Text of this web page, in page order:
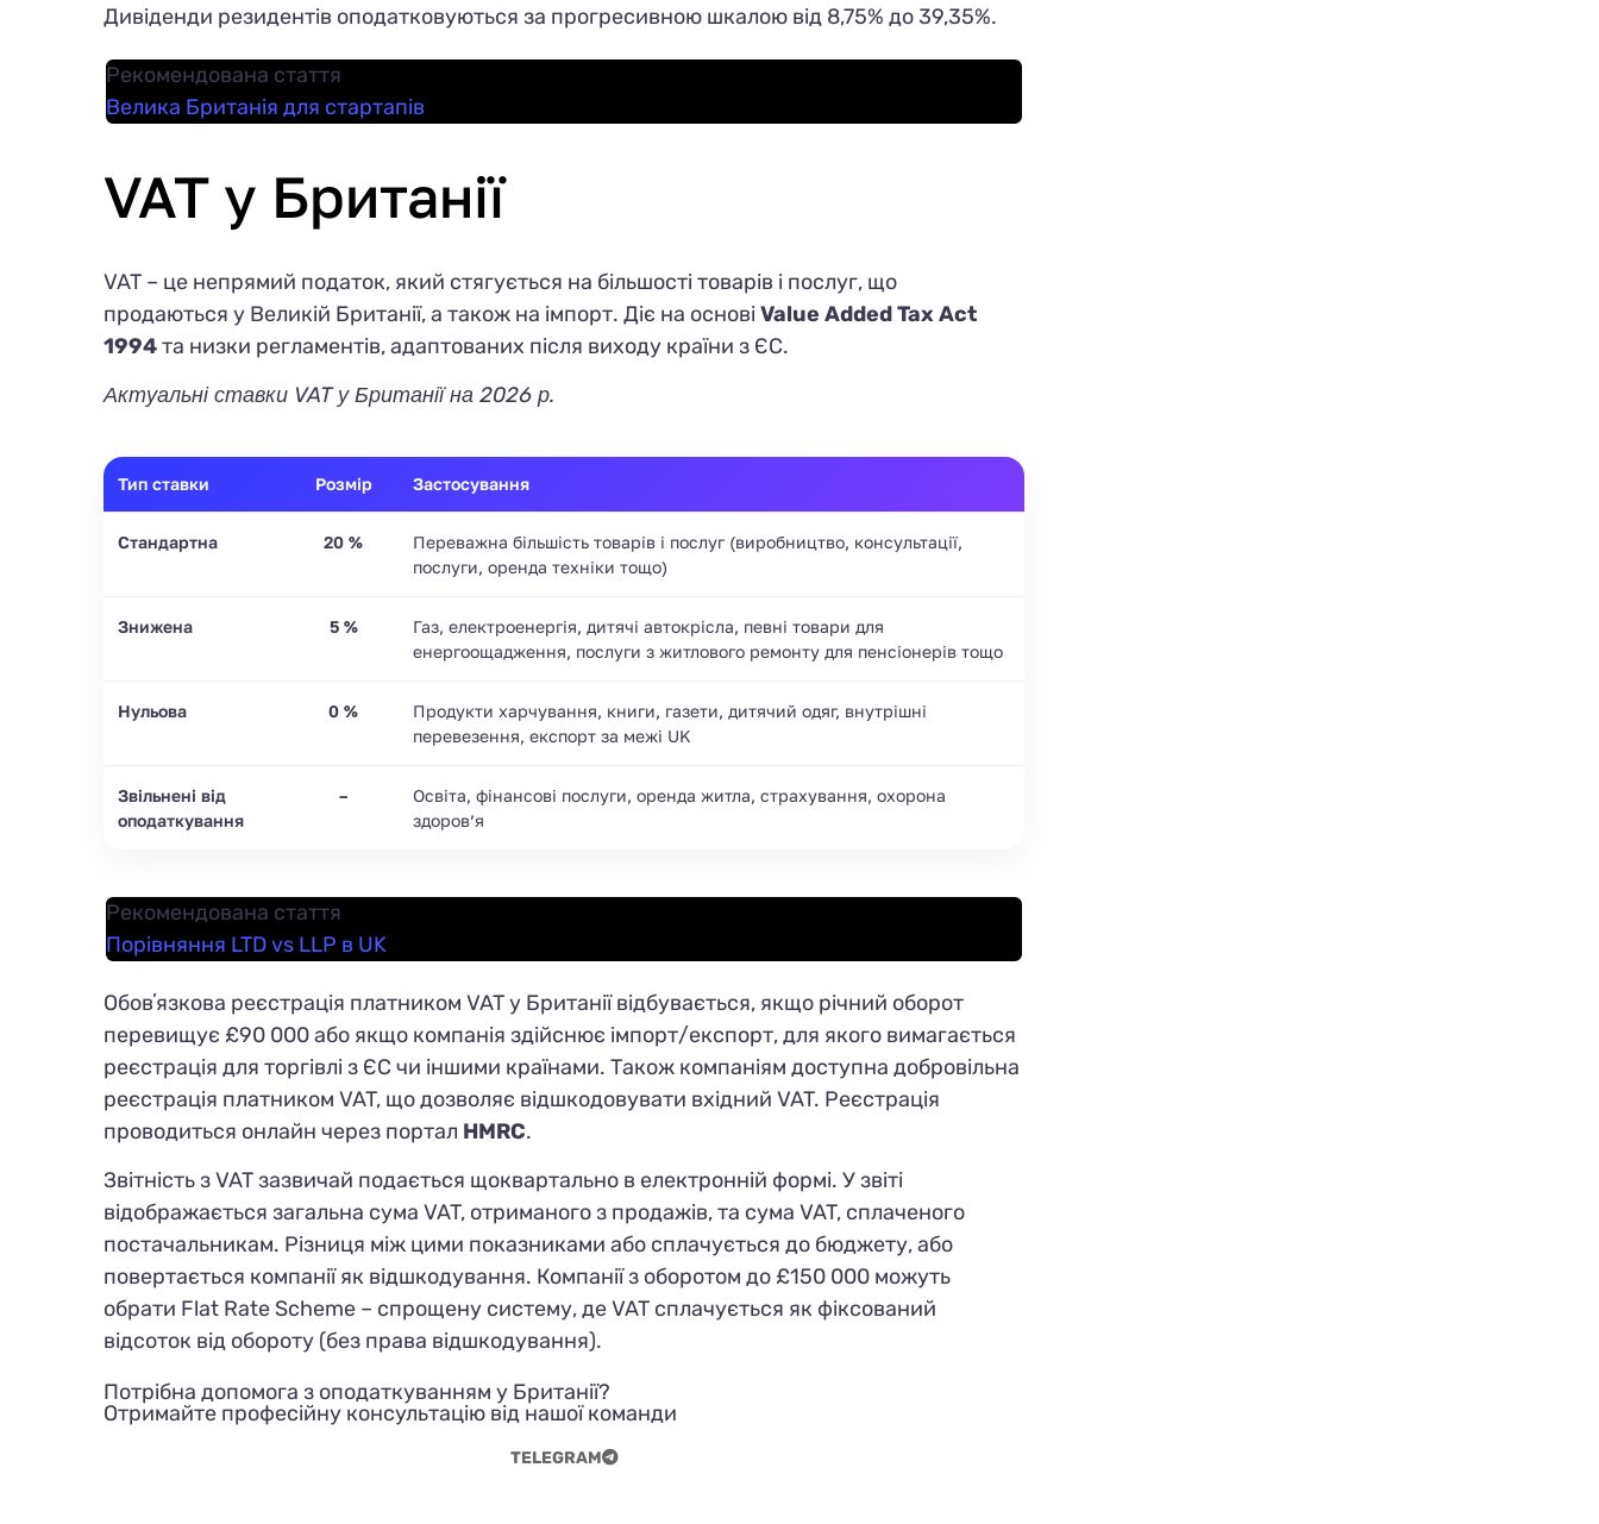
Дивіденди резидентів оподатковуються за прогресивною шкалою від 8,75% до 39,35%.
Рекомендована стаття
Велика Британія для стартапів
VAT у Британії
VAT – це непрямий податок, який стягується на більшості товарів і послуг, що
продаються у Великій Британії, а також на імпорт. Діє на основі Value Added Tax Act
1994та низки регламентів, адаптованих після виходу країни з ЄС.
Актуальні ставки VAT у Британії на 2026 р.
Тип ставки Розмір Застосування
Стандартна 20 %
Переважна більшість товарів і послуг (виробництво, консультації,
послуги, оренда техніки тощо)
Знижена 5 %
Газ, електроенергія, дитячі автокрісла, певні товари для
енергоощадження, послуги з житлового ремонту для пенсіонерів тощо
Нульова 0 %
Продукти харчування, книги, газети, дитячий одяг, внутрішні
перевезення, експорт за межі UK
Звільнені від
оподаткування
–
Освіта, фінансові послуги, оренда житла, страхування, охорона
здоров’я
Рекомендована стаття
Порівняння LTD vs LLP в UK
Обовʼязкова реєстрація платником VAT у Британії відбувається, якщо річний оборот
перевищує £90 000 або якщо компанія здійснює імпорт/експорт, для якого вимагається
реєстрація для торгівлі з ЄС чи іншими країнами. Також компаніям доступна добровільна
реєстрація платником VAT, що дозволяє відшкодовувати вхідний VAT. Реєстрація
проводиться онлайн через портал HMRC.
Звітність з VAT зазвичай подається щоквартально в електронній формі. У звіті
відображається загальна сума VAT, отриманого з продажів, та сума VAT, сплаченого
постачальникам. Різниця між цими показниками або сплачується до бюджету, або
повертається компанії як відшкодування. Компанії з оборотом до £150 000 можуть
обрати Flat Rate Scheme – спрощену систему, де VAT сплачується як фіксований
відсоток від обороту (без права відшкодування).
Потрібна допомога з оподаткуванням у Британії?
Отримайте професійну консультацію від нашої команди
TELEGRAM